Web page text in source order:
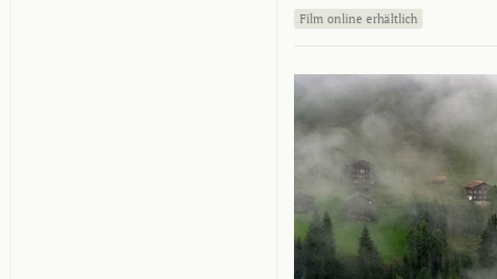
Film online erhältlich